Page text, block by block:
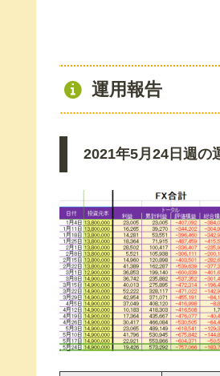
運用報告
2021年5月24日週の